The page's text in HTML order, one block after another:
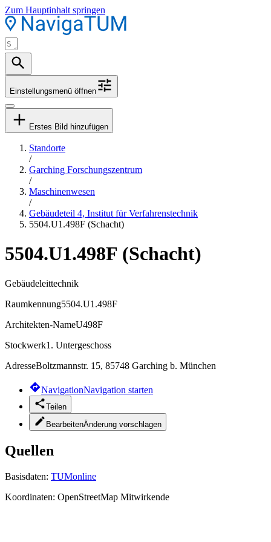
Zum Hauptinhalt springen
Einstellungsmenü öffnen
Erstes Bild hinzufügen
Standorte
/
Garching Forschungszentrum
/
Maschinenwesen
/
Gebäudeteil 4, Institut für Verfahrenstechnik
5504.U1.498F (Schacht)
5504.U1.498F (Schacht)
Gebäudeleittechnik
Raumkennung5504.U1.498F
Architekten-NameU498F
Stockwerk1. Untergeschoss
AdresseBoltzmannstr. 15, 85748 Garching b. München
NavigationNavigation starten
Teilen
BearbeitenÄnderung vorschlagen
Quellen
Basisdaten: TUMonline
Koordinaten: OpenStreetMap Mitwirkende